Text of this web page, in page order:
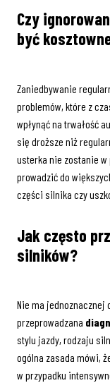
Czy
być
Zaniedbywanie
problemów, które z
wpłynąć na trwałość
się droższe niż
usterka nie zostanie
prowadzić do
części silnika czy
Jak często
silników?
Nie ma jednoznacznej
przeprowadzana
stylu jazdy, rodzaju
ogólna zasada mówi,
w przypadku